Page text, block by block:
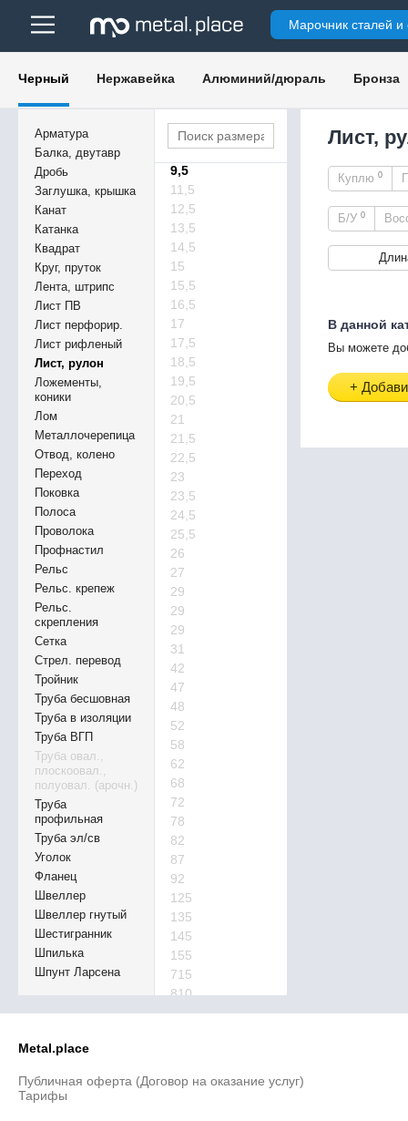
Марочник сталей и
Черный Нержавейка Алюминий/дюраль Бронза
Арматура
Балка, двутавр
Дробь
Заглушка, крышка
Канат
Катанка
Квадрат
Круг, пруток
Лента, штрипс
Лист ПВ
Лист перфорир.
Лист рифленый
Лист, рулон
Ложементы,
коники
Лом
Металлочерепица
Отвод, колено
Переход
Поковка
Полоса
Проволока
Профнастил
Рельс
Рельс. крепеж
Рельс.
скрепления
Сетка
Стрел. перевод
Тройник
Труба бесшовная
Труба в изоляции
Труба ВГП
Труба овал.,
плоскоовал.,
полуовал. (арочн.)
Труба
профильная
Труба эл/св
Уголок
Фланец
Швеллер
Швеллер гнутый
Шестигранник
Шпилька
Шпунт Ларсена
4,8
4,8
6,5
6,7
7,5
8,5
9
9,5
11,5
12,5
13,5
14,5
15
15,5
16,5
17
17,5
18,5
19,5
20,5
21
21,5
22,5
23
23,5
24,5
25,5
26
27
29
29
29
31
42
47
48
52
58
62
68
72
78
82
87
92
125
135
145
155
715
810
Лист,
Куплю 0
Б/У 0
В данной
Вы можете
+
Metal.place
Публичная оферта (Договор на оказание услуг)
Тарифы